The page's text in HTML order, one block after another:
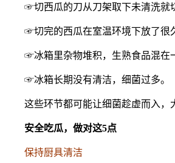
☞切西瓜的刀从刀架取下未清洗就
☞切完的西瓜在室温环境下放了很
☞冰箱里杂物堆积，生熟食品混在
☞冰箱长期没有清洁，细菌过多。
这些环节都可能让细菌趁虚而入，
安全吃瓜，做对这5点
保持厨具清洁